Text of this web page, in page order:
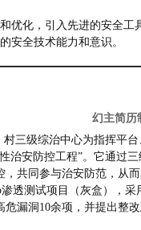
优化，引入先进的安全工
安全技术能力和意识。
幻主简历
三级综治中心为指挥平
治安防控工程”。它通过
共同参与治安防范，从而
透测试项目（灰盒），
漏洞10余项，并提出整改